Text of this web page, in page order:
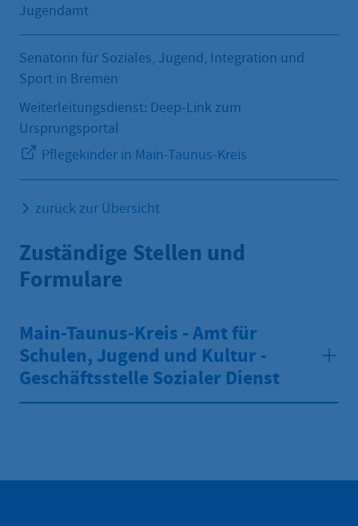
Jugendamt
Senatorin für Soziales, Jugend, Integration und
Sport in Bremen
Weiterleitungsdienst: Deep-Link zum
Ursprungsportal
Pflegekinder in Main-Taunus-Kreis
zurück zur Übersicht
Zuständige Stellen und
Formulare
Main-Taunus-Kreis - Amt für
Schulen, Jugend und Kultur -
Geschäftsstelle Sozialer Dienst